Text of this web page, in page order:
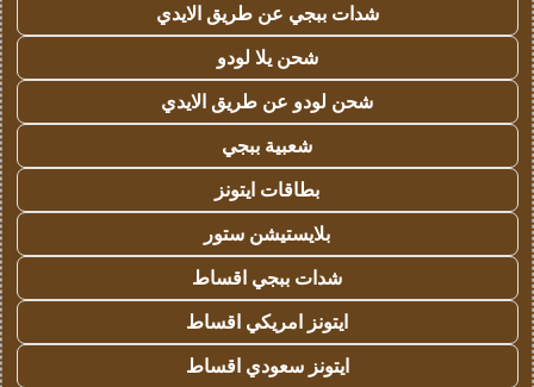
شدات ببجي عن طريق الايدي
شحن يلا لودو
شحن لودو عن طريق الايدي
شعبية ببجي
بطاقات ايتونز
بلايستيشن ستور
شدات ببجي اقساط
ايتونز امريكي اقساط
ايتونز سعودي اقساط